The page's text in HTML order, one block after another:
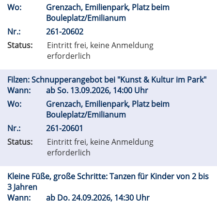
Wo:
Grenzach, Emilienpark, Platz beim
Bouleplatz/Emilianum
Nr.:
261-20602
Status:
Eintritt frei, keine Anmeldung
erforderlich
Filzen: Schnupperangebot bei "Kunst & Kultur im Park"
Wann:
abSo. 13.09.2026, 14:00 Uhr
Wo:
Grenzach, Emilienpark, Platz beim
Bouleplatz/Emilianum
Nr.:
261-20601
Status:
Eintritt frei, keine Anmeldung
erforderlich
Kleine Füße, große Schritte: Tanzen für Kinder von 2 bis
3 Jahren
Wann:
ab Do.24.09.2026, 14:30 Uhr